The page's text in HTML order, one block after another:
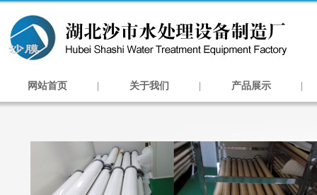
网站首页 关于我们 产品展示